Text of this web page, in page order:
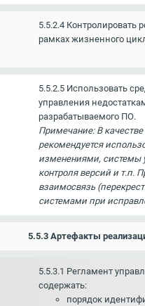
5.5.2.4 Контролировать
рамках жизненного
5.5.2.5 Использовать
управления
разрабатываемого ПО.
Примечание: В
рекомендуется
изменениями, системы
контроля версий и т.п.
взаимосвязь
системами при
5.5.3 Артефакты
5.5.3.1 Регламент
содержать:
порядок